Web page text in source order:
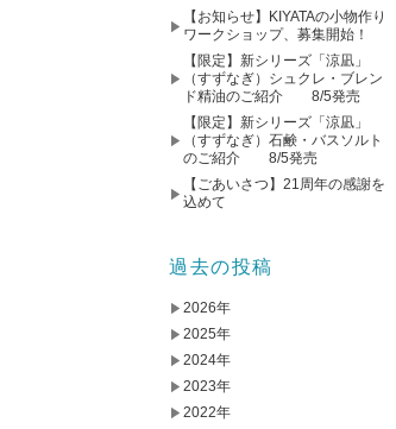
【お知らせ】KIYATAの小物作り
ワークショップ、募集開始！
【限定】新シリーズ「涼凪」
（すずなぎ）シュクレ・ブレン
ド精油のご紹介 8/5発売
【限定】新シリーズ「涼凪」
（すずなぎ）石鹸・バスソルト
のご紹介 8/5発売
【ごあいさつ】21周年の感謝を
込めて
過去の投稿
2026年
2025年
2024年
2023年
2022年